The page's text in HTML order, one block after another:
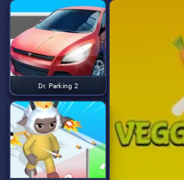
Dr. Parking 2